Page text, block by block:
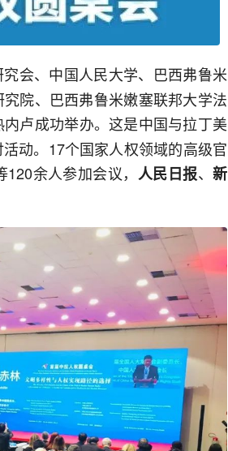
会、中国人民大学、巴西弗鲁米
院、巴西弗鲁米嫩塞联邦大学法
卢成功举办。这是中国与拉丁美
动。17个国家人权领域的高级官
余人参加会议， 人民日报、新